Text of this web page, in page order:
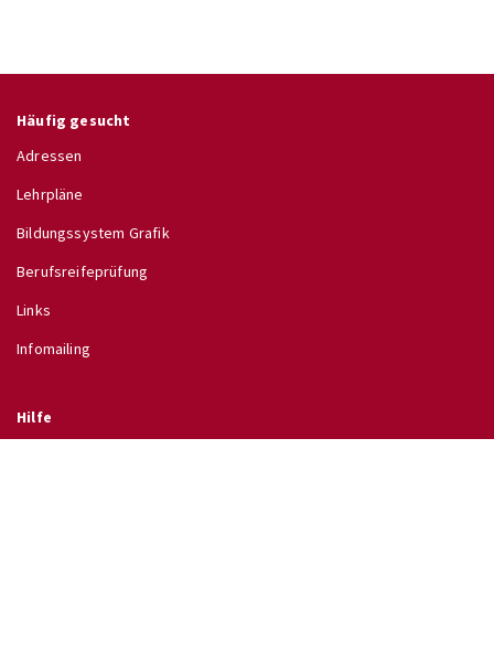
Häufig gesucht
Adressen
Lehrpläne
Bildungssystem Grafik
Berufsreifeprüfung
Links
Infomailing
Hilfe